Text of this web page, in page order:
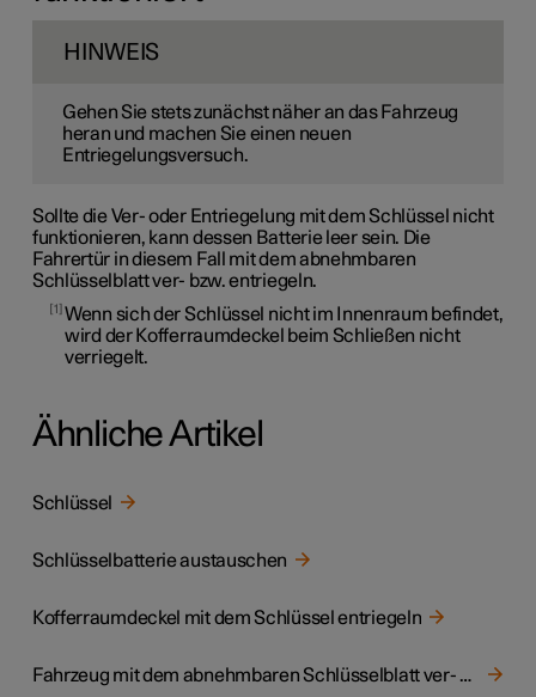
HINWEIS
Gehen Sie stets zunächst näher an das Fahrzeug
heran und machen Sie einen neuen
Entriegelungsversuch.
Sollte die Ver- oder Entriegelung mit dem Schlüssel nicht
funktionieren, kann dessen Batterie leer sein. Die
Fahrertür in diesem Fall mit dem abnehmbaren
Schlüsselblatt ver- bzw. entriegeln.
1 Wenn sich der Schlüssel nicht im Innenraum befindet,
wird der Kofferraumdeckel beim Schließen nicht
verriegelt.
Ähnliche Artikel
Schlüssel
Schlüsselbatterie austauschen
Kofferraumdeckel mit dem Schlüssel entriegeln
Fahrzeug mit dem abnehmbaren Schlüsselblatt ver- und entriegeln